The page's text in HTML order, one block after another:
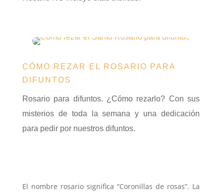
CÓMO REZAR EL ROSARIO PARA
DIFUNTOS
Rosario para difuntos. ¿Cómo rezarlo? Con sus
misterios de toda la semana y una dedicación
para pedir por nuestros difuntos.
El nombre rosario significa “Coronillas de rosas”. La